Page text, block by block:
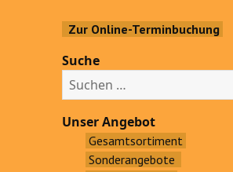
Zur Online-Terminbuchung
Suche
u
cUnser Angebot
Gesamtsortiment
Sonderangebote